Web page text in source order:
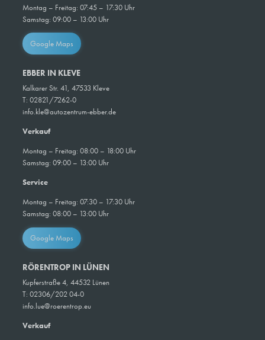
Montag – Freitag: 07:45 – 17:30 Uhr
Samstag:09:00 – 13:00 Uhr
Google Maps
EBBER IN KLEVE
Kalkarer Str. 41, 47533 Kleve
T: 02821/7262-0
info.kle@autozentrum-ebber.de
Verkauf
Montag – Freitag: 08:00 – 18:00 Uhr
Samstag: 09:00 – 13:00 Uhr
Service
Montag – Freitag: 07:30 – 17:30 Uhr
Samstag: 08:00 – 13:00 Uhr
Google Maps
RÖRENTROP IN LÜNEN
Kupferstraße 4, 44532 Lünen
T: 02306/202 04-0
info.lue@roerentrop.eu
Verkauf